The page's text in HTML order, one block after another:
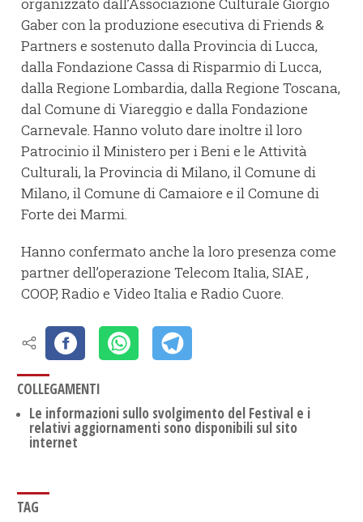
Gaber con la produzione esecutiva di Friends &
Partners e sostenuto dalla Provincia di Lucca,
dalla Fondazione Cassa di Risparmio di Lucca,
dalla Regione Lombardia, dalla Regione Toscana,
dal Comune di Viareggio e dalla Fondazione
Carnevale. Hanno voluto dare inoltre il loro
Patrocinio il Ministero per i Beni e le Attività
Culturali, la Provincia di Milano, il Comune di
Milano, il Comune di Camaiore e il Comune di
Forte dei Marmi.
Hanno confermato anche la loro presenza come
partner dell’operazione Telecom Italia, SIAE ,
COOP, Radio e Video Italia e Radio Cuore.
COLLEGAMENTI
Le informazioni sullo svolgimento del Festival e i
relativi aggiornamenti sono disponibili sul sito
internet
TAG